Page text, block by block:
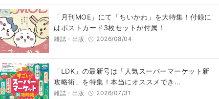
「月刊MOE」にて「ちいかわ」を大特集！付録に
はポストカード3枚セットが付属！
雑誌・出版 2026/08/04
「LDK」の最新号は「人気スーパーマーケット新
攻略術」を特集！本当にオススメでき…
雑誌・出版 2026/07/31